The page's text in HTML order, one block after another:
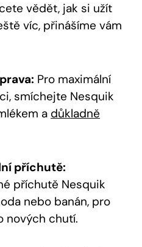
vědět, jak si užít
víc, přinášíme vám
Pro maximální
smíchejte Nesquik
a důkladně
příchutě:
příchutě Nesquik
nebo banán, pro
nových chutí.